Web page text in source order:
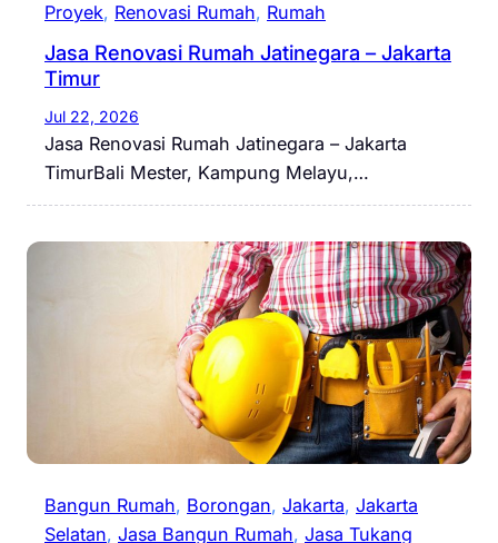
Proyek, Renovasi Rumah, Rumah
Jasa Renovasi Rumah Jatinegara – Jakarta
Timur
Jul 22, 2026
Jasa Renovasi Rumah Jatinegara – Jakarta
TimurBali Mester, Kampung Melayu,…
Bangun Rumah, Borongan, Jakarta, Jakarta
Selatan, Jasa Bangun Rumah, Jasa Tukang